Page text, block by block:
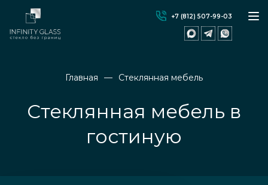
+7 (812) 507-99-03
Главная Стеклянная мебель
Стеклянная мебель в
гостиную